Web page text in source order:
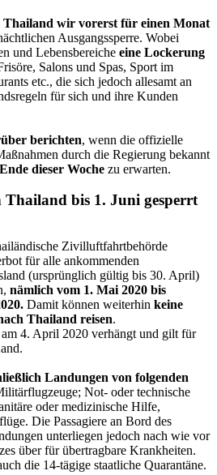
Thailand wir vorerst für einen Monat
Ausgangssperre. Wobei
und Lebensbereiche eine Lockerung
Salons und Spas, Sport im
etc., die sich jedoch allesamt an
für sich und ihre Kunden
berichten, wenn die offizielle
durch die Regierung bekannt
dieser Woche zu erwarten.
Thailand bis 1. Juni gesperrt
Zivilluftfahrtbehörde
für alle ankommenden
(ursprünglich gültig bis 30. April)
nämlich vom 1. Mai 2020 bis
Damit können weiterhin keine
Thailand reisen.
4. April 2020 verhängt und gilt für
Landungen von folgenden
Not- oder technische
oder medizinische Hilfe,
Die Passagiere an Bord des
unterliegen jedoch nach wie vor
über für übertragbare Krankheiten.
die 14-tägige staatliche Quarantäne.